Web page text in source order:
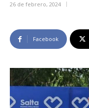
26 de febrero, 2024
Facebook